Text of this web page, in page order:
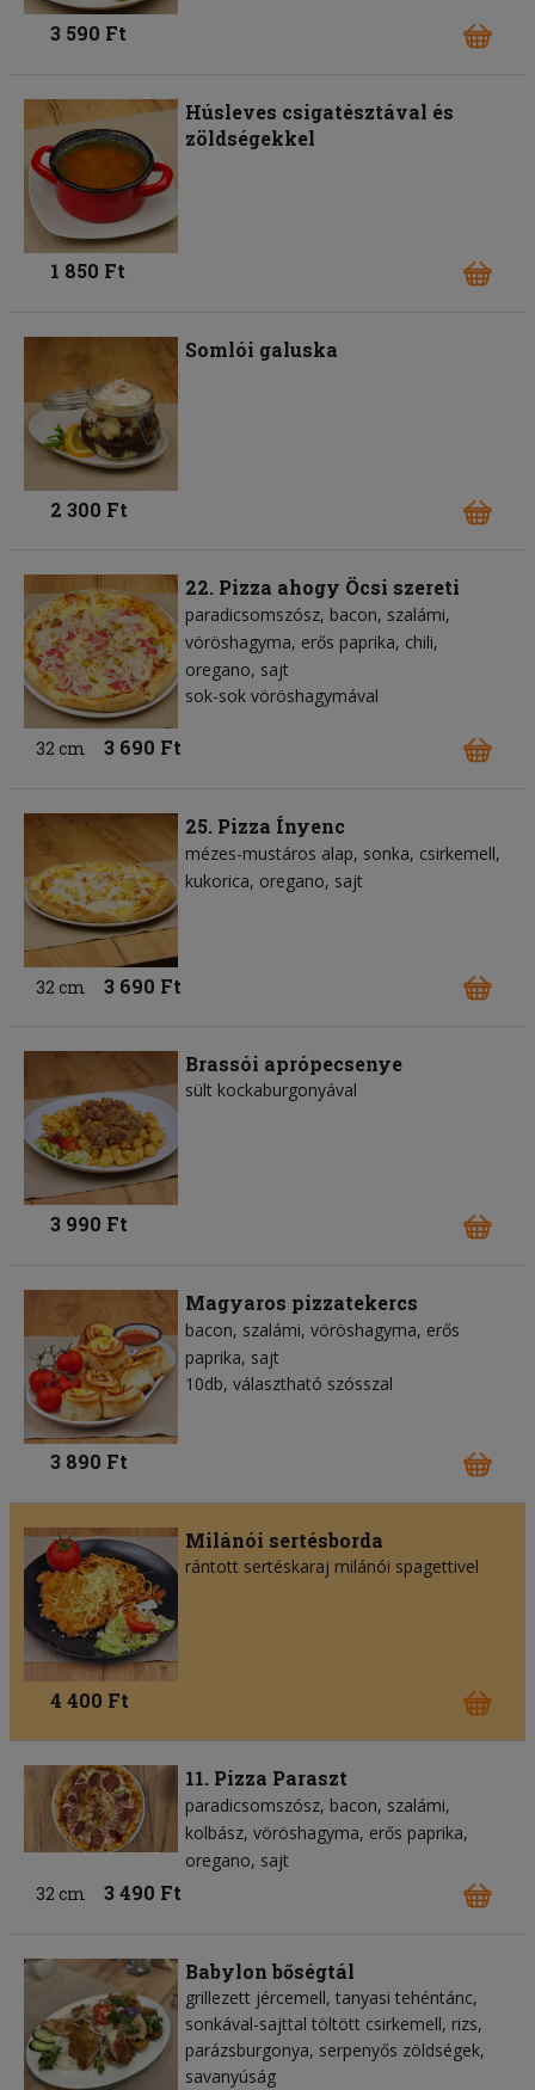
3 590 Ft
Húsleves csigatésztával és
zöldségekkel
1 850 Ft
Somlói galuska
2 300 Ft
22. Pizza ahogy Öcsi szereti
paradicsomszósz bacon szalámi
vöröshagyma erős paprika chili
oregano sajt
sok-sok vöröshagymával
32 cm 3 690 Ft
25. Pizza Ínyenc
mézes-mustáros alap sonka csirkemell
kukorica oregano sajt
32 cm 3 690 Ft
Brassói aprópecsenye
sült kockaburgonyával
3 990 Ft
Magyaros pizzatekercs
bacon szalámi vöröshagyma erős
paprika sajt
10db, választható szósszal
3 890 Ft
Milánói sertésborda
rántott sertéskaraj milánói spagettivel
4 400 Ft
11. Pizza Paraszt
paradicsomszósz bacon szalámi
kolbász vöröshagyma erős paprika
oregano sajt
32 cm
3 490 Ft
Babylon bőségtál
grillezett jércemell, tanyasi tehéntánc,
sonkával-sajttal töltött csirkemell, rizs,
parázsburgonya, serpenyős zöldségek,
savanyúság